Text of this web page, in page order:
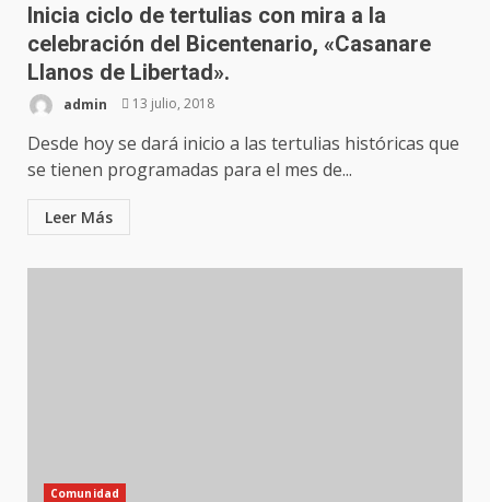
Inicia ciclo de tertulias con mira a la
celebración del Bicentenario, «Casanare
Llanos de Libertad».
admin 13 julio, 2018
Desde hoy se dará inicio a las tertulias históricas que
se tienen programadas para el mes de...
Leer Más
Comunidad